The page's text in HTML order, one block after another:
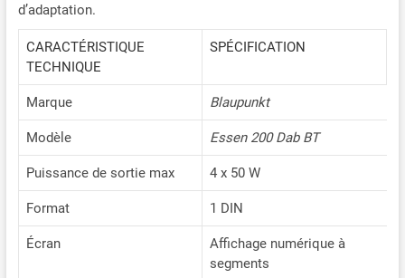
d’adaptation.
CARACTÉRISTIQUE
TECHNIQUE
SPÉCIFICATION
Marque Blaupunkt
Modèle Essen 200 Dab BT
Puissance de sortie max 4 x 50 W
Format 1 DIN
Écran
Affichage numérique à
segments